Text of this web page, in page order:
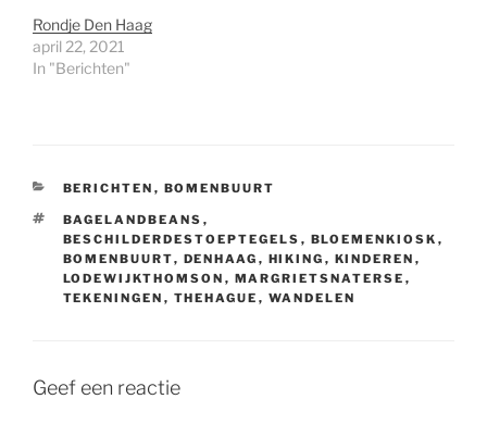
Rondje Den Haag
april 22, 2021
In "Berichten"
CATEGORIEËN
BERICHTEN , BOMENBUURT
TAGS
BAGELANDBEANS ,
BESCHILDERDESTOEPTEGELS , BLOEMENKIOSK ,
BOMENBUURT, DENHAAG , HIKING , KINDEREN ,
LODEWIJKTHOMSON , MARGRIETSNATERSE ,
TEKENINGEN , THEHAGUE , WANDELEN
Geef een reactie